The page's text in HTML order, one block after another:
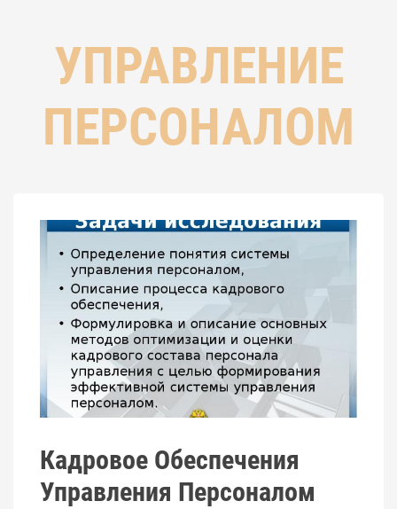
УПРАВЛЕНИЕ
ПЕРСОНАЛОМ
Кадровое Обеспечения
Управления Персоналом